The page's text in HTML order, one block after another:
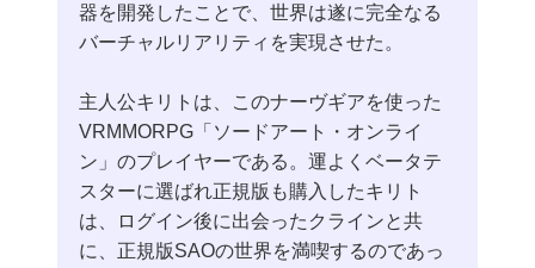
器を開発したことで、世界は遂に完全なる
バーチャルリアリティを実現させた。
主人公キリトは、このナーヴギアを使った
VRMMORPG「ソードアート・オンライ
ン」のプレイヤーである。運よくベータテ
スターに選ばれ正規版も購入したキリト
は、ログイン後に出会ったクラインと共
に、正規版SAOの世界を満喫するのであっ